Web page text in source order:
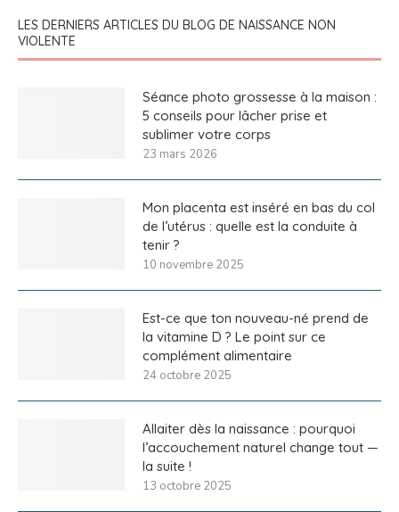
LES DERNIERS ARTICLES DU BLOG DE NAISSANCE NON
VIOLENTE
Séance photo grossesse à la maison :
5 conseils pour lâcher prise et
sublimer votre corps
23 mars 2026
Mon placenta est inséré en bas du col
de l’utérus : quelle est la conduite à
tenir ?
10 novembre 2025
Est-ce que ton nouveau-né prend de
la vitamine D ? Le point sur ce
complément alimentaire
24 octobre 2025
Allaiter dès la naissance : pourquoi
l’accouchement naturel change tout —
la suite !
13 octobre 2025